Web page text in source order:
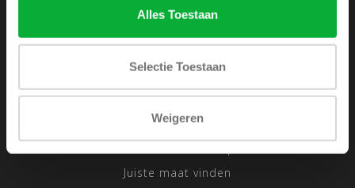
Alles Toestaan
Selectie Toestaan
Weigeren
Privacy Policy
Sitemap
Traveling Tailor
Juiste maat vinden